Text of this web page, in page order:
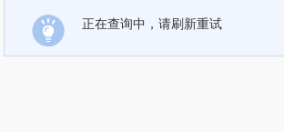
正在查询中，请刷新重试